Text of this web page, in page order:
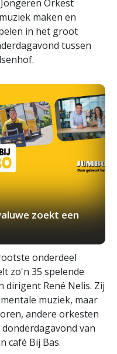
Orkest
maken en
in het groot
tussen
zoekt een
onderdeel
zo'n 35 spelende
dirigent René Nelis. Zij
muziek, maar
andere orkesten
van
café Bij Bas.